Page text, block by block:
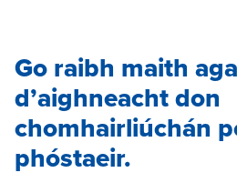
Go raibh maith
d’aighneacht don
chomhairliúchán
phóstaeir.